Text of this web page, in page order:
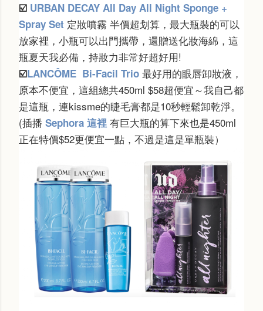
☑️ URBAN DECAY All Day All Night Sponge +
Spray Set 定妝噴霧 半價超划算，最大瓶裝的可以
放家裡，小瓶可以出門攜帶，還贈送化妝海綿，這
瓶夏天我必備，持妝力非常好超好用!
☑️LANCÔME Bi-Facil Trio 最好用的眼唇卸妝液，
原本不便宜，這組總共450ml $58超便宜～我自己都
是這瓶，連kissme的睫毛膏都是10秒輕鬆卸乾淨。
(插播 Sephora 這裡 有巨大瓶的算下來也是450ml
正在特價$52更便宜一點，不過是這是單瓶裝）